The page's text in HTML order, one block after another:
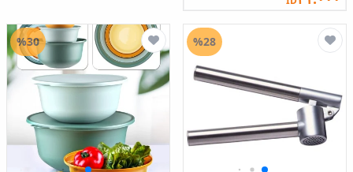
%28
%30